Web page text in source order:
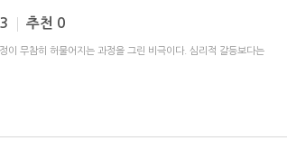
추천 0
이 무참히 허물어지는 과정을 그린 비극이다. 심리적 갈등보다는